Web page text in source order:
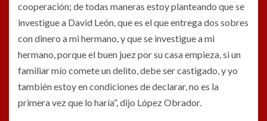
cooperación; de todas maneras estoy planteando que se
investigue a David León, que es el que entrega dos sobres
con dinero a mi hermano, y que se investigue a mi
hermano, porque el buen juez por su casa empieza, si un
familiar mío comete un delito, debe ser castigado, y yo
también estoy en condiciones de declarar, no es la
primera vez que lo haría”, dijo López Obrador.